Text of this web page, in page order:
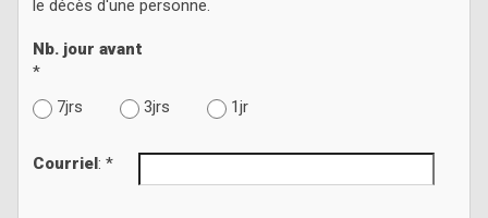
le décès d'une personne.
Nb. jour avant
*
7jrs
3jrs 1jr
Courriel: *